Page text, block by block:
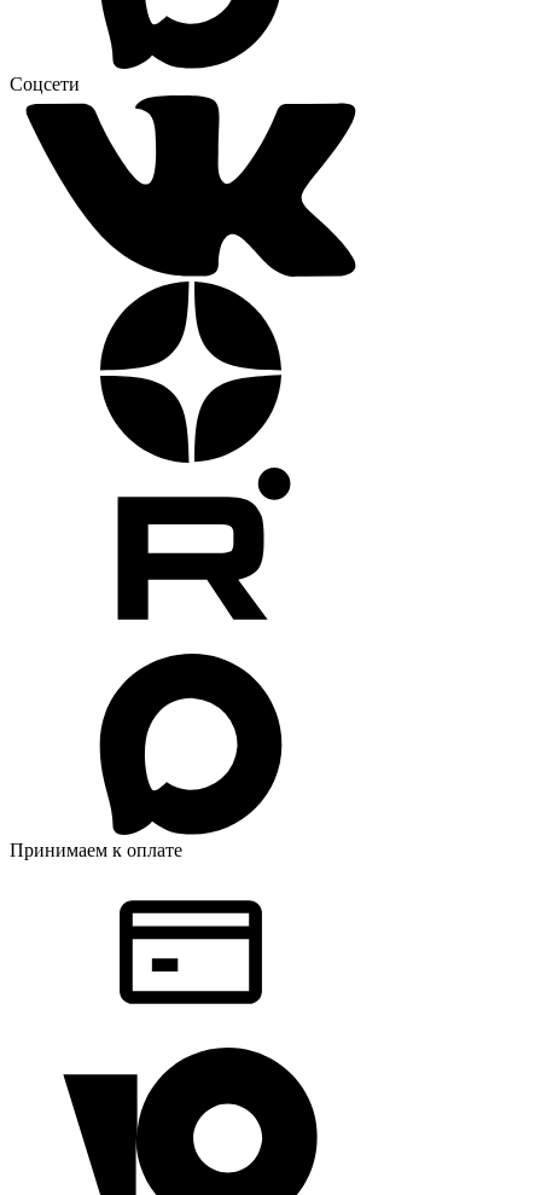
Соцсети
Принимаем к оплате